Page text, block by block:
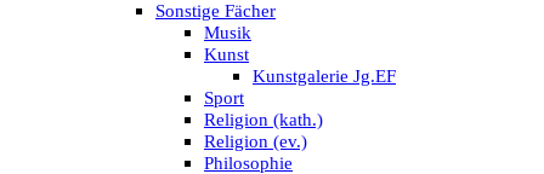
Sonstige Fächer
Musik
Kunst
Kunstgalerie Jg.EF
Sport
Religion (kath.)
Religion (ev.)
Philosophie